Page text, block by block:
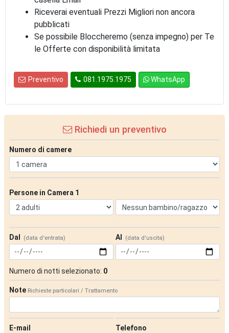
Riceverai eventuali Prezzi Migliori non ancora
pubblicati
Se possibile Bloccheremo (senza impegno) per Te
le Offerte con disponibilità limitata
Preventivo 081.1975.1975 WhatsApp
Richiedi un preventivo
Numero di camere
Persone in Camera 1
Dal (data d'entrata) Al (data d'uscita)
Numero di notti selezionato: 0
Note Richieste particolari / Trattamento
E-mail Telefono